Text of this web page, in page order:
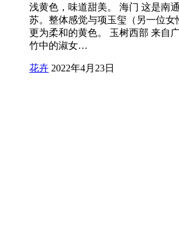
浅黄色，味道甜美。 海门 这是南
苏。整体感觉与项玉玺（另一位女
更为柔和的黄色。 玉树西部 来自
竹中的淑女…
花卉 2022年4月23日